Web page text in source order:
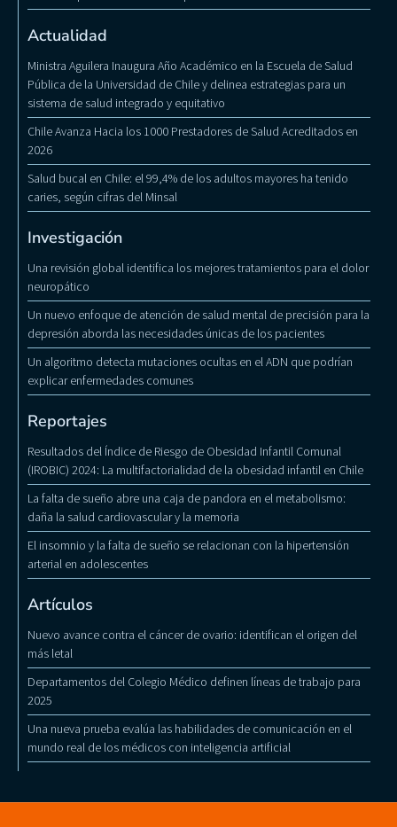
Actualidad
Ministra Aguilera Inaugura Año Académico en la Escuela de Salud
Pública de la Universidad de Chile y delinea estrategias para un
sistema de salud integrado y equitativo
Chile Avanza Hacia los 1000 Prestadores de Salud Acreditados en
2026
Salud bucal en Chile: el 99,4% de los adultos mayores ha tenido
caries, según cifras del Minsal
Investigación
Una revisión global identifica los mejores tratamientos para el dolor
neuropático
Un nuevo enfoque de atención de salud mental de precisión para la
depresión aborda las necesidades únicas de los pacientes
Un algoritmo detecta mutaciones ocultas en el ADN que podrían
explicar enfermedades comunes
Reportajes
Resultados del Índice de Riesgo de Obesidad Infantil Comunal
(IROBIC) 2024: La multifactorialidad de la obesidad infantil en Chile
La falta de sueño abre una caja de pandora en el metabolismo:
daña la salud cardiovascular y la memoria
El insomnio y la falta de sueño se relacionan con la hipertensión
arterial en adolescentes
Artículos
Nuevo avance contra el cáncer de ovario: identifican el origen del
más letal
Departamentos del Colegio Médico definen líneas de trabajo para
2025
Una nueva prueba evalúa las habilidades de comunicación en el
mundo real de los médicos con inteligencia artificial